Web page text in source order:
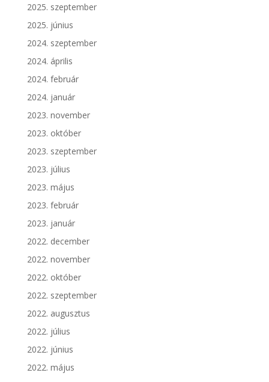
2025. szeptember
2025. június
2024. szeptember
2024. április
2024. február
2024. január
2023. november
2023. október
2023. szeptember
2023. július
2023. május
2023. február
2023. január
2022. december
2022. november
2022. október
2022. szeptember
2022. augusztus
2022. július
2022. június
2022. május